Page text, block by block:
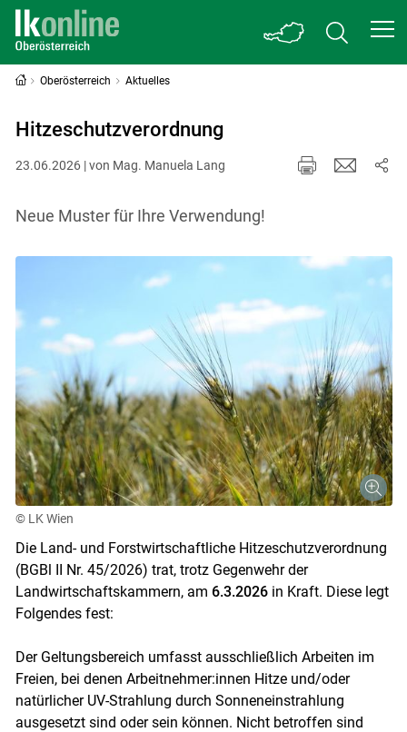
Oberösterreich Aktuelles
Hitzeschutzverordnung
23.06.2026 | von Mag. Manuela Lang
Neue Muster für Ihre Verwendung!
© LK Wien
Die Land- und Forstwirtschaftliche Hitzeschutzverordnung
(BGBl II Nr. 45/2026) trat, trotz Gegenwehr der
Landwirtschaftskammern, am 6.3.2026 in Kraft. Diese legt
Folgendes fest:
Der Geltungsbereich umfasst ausschließlich Arbeiten im
Freien, bei denen Arbeitnehmer:innen Hitze und/oder
natürlicher UV-Strahlung durch Sonneneinstrahlung
ausgesetzt sind oder sein können. Nicht betroffen sind